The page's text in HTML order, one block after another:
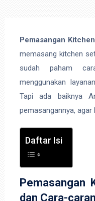
Pemasangan
memasang kitchen
sudah paham
menggunakan
Tapi ada baiknya
pemasangannya, agar
Daftar Isi
Pemasangan
dan Cara-